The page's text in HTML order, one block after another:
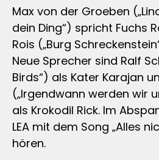
Max von der Groeben
dein Ding“) spricht Fuchs
Rois („Burg
Neue Sprecher sind Ralf
Birds“) als Kater Karajan
(„Irgendwann werden wir
als Krokodil Rick. Im
LEA mit dem Song „Alles
hören.